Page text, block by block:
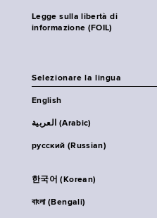
Legge sulla libertà di
informazione (FOIL)
Selezionare la lingua
English
العربية (Arabic)
русский (Russian)
한국어 (Korean)
বাংলা (Bengali)